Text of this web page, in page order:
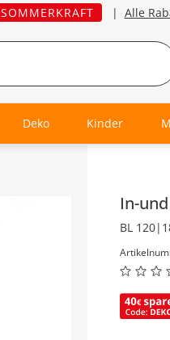
SOMMERKRAFT | Alle
Deko Kinder
In-
BL